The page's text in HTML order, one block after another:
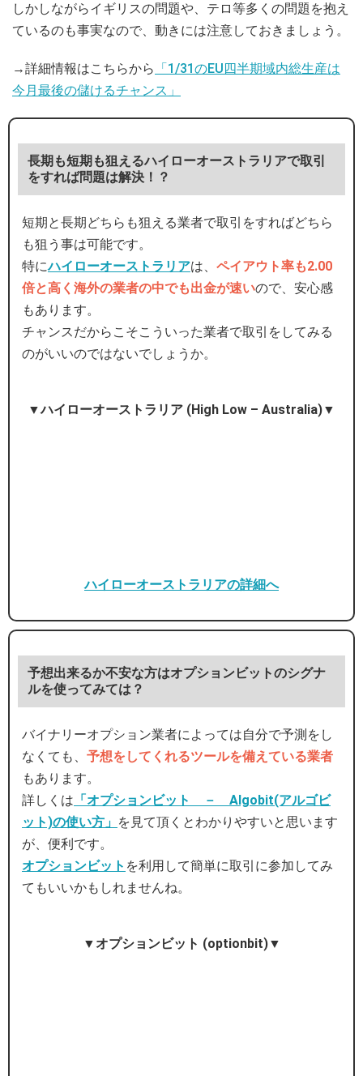
しかしながらイギリスの問題や、テロ等多くの問題を抱え
ているのも事実なので、動きには注意しておきましょう。
→詳細情報はこちらから 「1/31のEU四半期域内総生産は
今月最後の儲けるチャンス」
長期も短期も狙えるハイローオーストラリアで取引
をすれば問題は解決！？
短期と長期どちらも狙える業者で取引をすればどちら
も狙う事は可能です。
特にハイローオーストラリアは、 ペイアウト率も2.00
倍と高く海外の業者の中でも出金が速いので、安心感
もあります。
チャンスだからこそこういった業者で取引をしてみる
のがいいのではないでしょうか。
▼ハイローオーストラリア (High Low – Australia)▼
ハイローオーストラリアの詳細へ
予想出来るか不安な方はオプションビットのシグナ
ルを使ってみては？
バイナリーオプション業者によっては自分で予測をし
なくても、 予想をしてくれるツールを備えている業者
もあります。
詳しくは 「オプションビット － Algobit(アルゴビ
ット)の使い方」 を見て頂くとわかりやすいと思います
が、便利です。
オプションビット を利用して簡単に取引に参加してみ
てもいいかもしれませんね。
▼オプションビット (optionbit)▼